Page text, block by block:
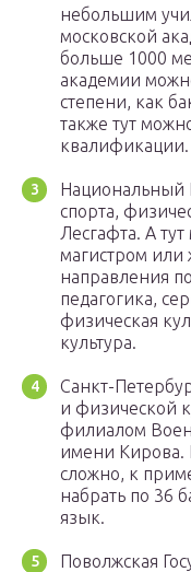
небольшим
московской
больше 1000
академии
степени, как
также тут
квалификации.
Национальный
спорта,
Лесгафта. А
магистром или
направления
педагогика,
физическая
культура.
Санкт-
и физической
филиалом
имени Кирова.
сложно, к
набрать по 36
язык.
Поволжская